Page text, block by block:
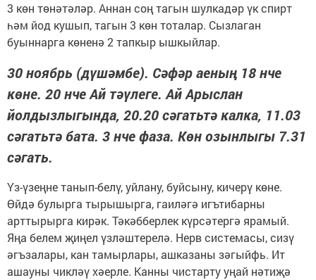
3 көн төнәтәләр. Аннан соң тагын шулкадәр үк спирт
һәм йод кушып, тагын 3 көн тоталар. Сызлаган
буыннарга көненә 2 тапкыр ышкыйлар.
30 ноябрь (дүшәмбе). Сәфәр аеның 18 нче
көне. 20 нче Ай тәүлеге. Ай Арыслан
йолдызлыгында, 20.20 сәгатьтә калка, 11.03
сәгатьтә бата. 3 нче фаза. Көн озынлыгы 7.31
сәгать.
Үз-үзеңне танып-белү, уйлану, буйсыну, кичерү көне.
Өйдә булырга тырышырга, гаиләгә игътибарны
арттырырга кирәк. Тәкәбберлек күрсәтергә ярамый.
Яңа белем җиңел үзләштерелә. Нерв системасы, сизү
әгъзалары, кан тамырлары, ашказаны зәгыйфь. Ит
ашауны чикләү хәерле. Канны чистарту уңай нәтиҗә